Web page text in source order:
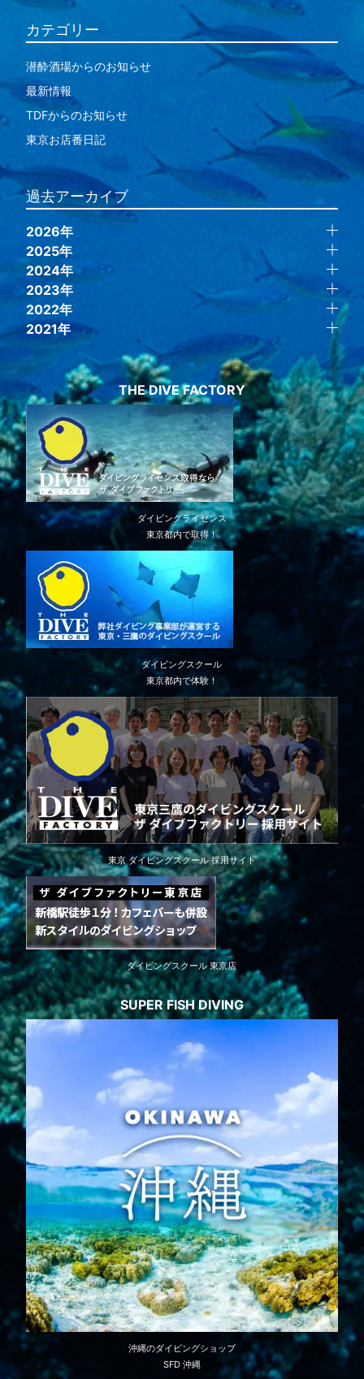
カテゴリー
潜酔酒場からのお知らせ
最新情報
TDFからのお知らせ
東京お店番日記
過去アーカイブ
2026年
2025年
2024年
2023年
2022年
2021年
THE DIVE FACTORY
ダイビングライセンス
東京都内で取得！
ダイビングスクール
東京都内で体験！
東京 ダイビングスクール 採用サイト
ダイビングスクール 東京店
SUPER FISH DIVING
沖縄のダイビングショップ
SFD 沖縄